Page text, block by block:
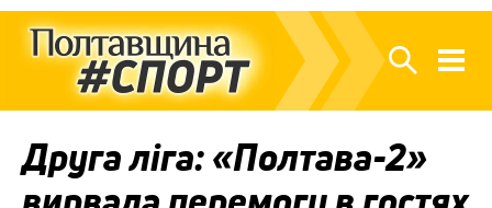
Друга ліга: «Полтава-2»